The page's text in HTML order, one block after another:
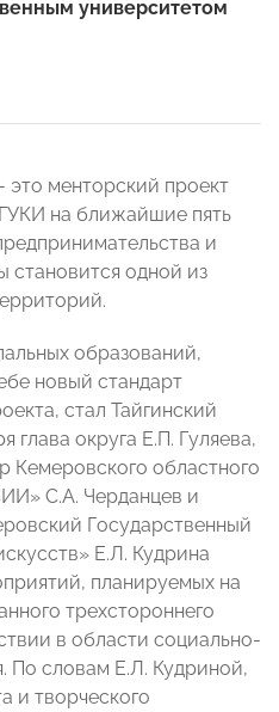
университетом
менторский проект
на ближайшие пять
и
становится одной из
образований,
новый стандарт
стал Тайгинский
глава округа Е.П. Гуляева,
Кемеровского областного
С.А. Черданцев и
Государственный
Е.Л. Кудрина
планируемых на
трехстороннего
в области социально-
По словам Е.Л. Кудриной,
и творческого